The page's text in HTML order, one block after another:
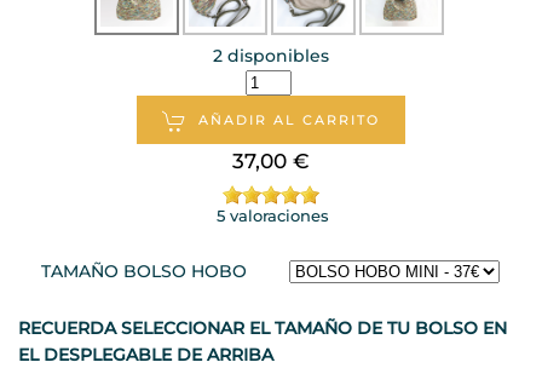
2 disponibles
AÑADIR AL CARRITO
37,00 €
5 valoraciones
TAMAÑO BOLSO HOBO
RECUERDA SELECCIONAR EL TAMAÑO DE TU BOLSO EN
EL DESPLEGABLE DE ARRIBA